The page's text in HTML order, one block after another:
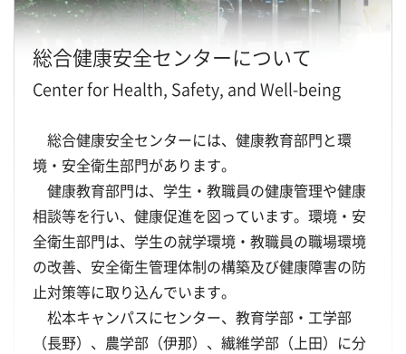
総合健康安全センターについて
Center for Health, Safety, and Well-being
総合健康安全センターには、健康教育部門と環
境・安全衛生部門があります。
健康教育部門は、学生・教職員の健康管理や健康
相談等を行い、健康促進を図っています。環境・安
全衛生部門は、学生の就学環境・教職員の職場環境
の改善、安全衛生管理体制の構築及び健康障害の防
止対策等に取り込んでいます。
松本キャンパスにセンター、教育学部・工学部
（長野）、農学部（伊那）、繊維学部（上田）に分